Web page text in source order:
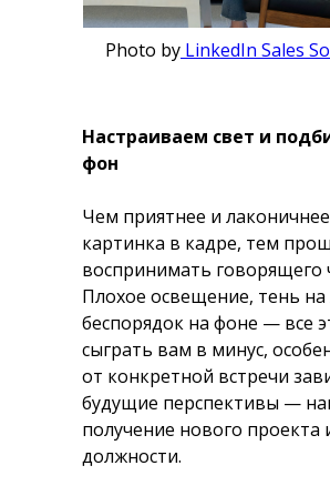
Photo by LinkedIn Sales
Настраиваем свет и
фон
Чем приятнее и лаконичнее
картинка в кадре, тем
воспринимать говорящего
Плохое освещение, тень на
беспорядок на фоне — все
сыграть вам в минус,
от конкретной встречи
будущие перспективы —
получение нового проекта
должности.